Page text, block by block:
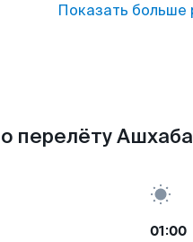
Показать больше
перелёту
01:00